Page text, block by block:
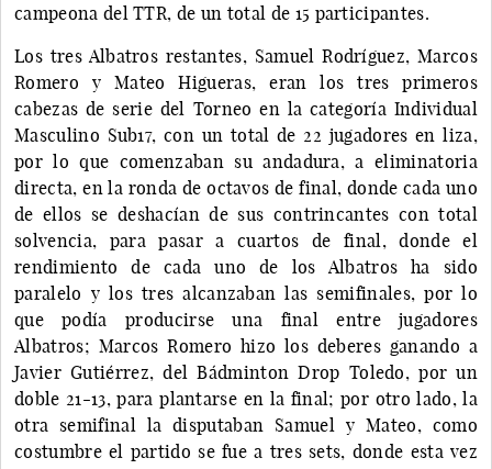
campeona del TTR, de un total de 15 participantes.
Los tres Albatros restantes, Samuel Rodríguez, Marcos
Romero y Mateo Higueras, eran los tres primeros
cabezas de serie del Torneo en la categoría Individual
Masculino Sub17, con un total de 22 jugadores en liza,
por lo que comenzaban su andadura, a eliminatoria
directa, en la ronda de octavos de final, donde cada uno
de ellos se deshacían de sus contrincantes con total
solvencia, para pasar a cuartos de final, donde el
rendimiento de cada uno de los Albatros ha sido
paralelo y los tres alcanzaban las semifinales, por lo
que podía producirse una final entre jugadores
Albatros; Marcos Romero hizo los deberes ganando a
Javier Gutiérrez, del Bádminton Drop Toledo, por un
doble 21-13, para plantarse en la final; por otro lado, la
otra semifinal la disputaban Samuel y Mateo, como
costumbre el partido se fue a tres sets, donde esta vez